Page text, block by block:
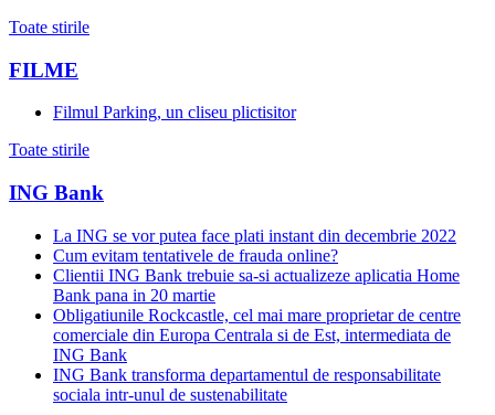
Toate stirile
FILME
Filmul Parking, un cliseu plictisitor
Toate stirile
ING Bank
La ING se vor putea face plati instant din decembrie 2022
Cum evitam tentativele de frauda online?
Clientii ING Bank trebuie sa-si actualizeze aplicatia Home
Bank pana in 20 martie
Obligatiunile Rockcastle, cel mai mare proprietar de centre
comerciale din Europa Centrala si de Est, intermediata de
ING Bank
ING Bank transforma departamentul de responsabilitate
sociala intr-unul de sustenabilitate